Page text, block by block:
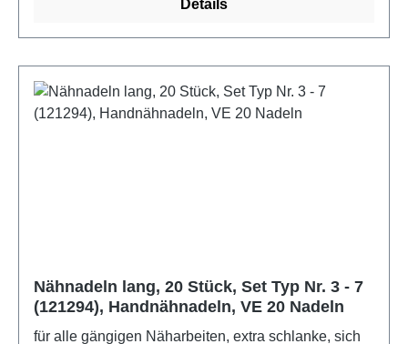
Details
Nähnadeln lang, 20 Stück, Set Typ Nr. 3 - 7
(121294), Handnähnadeln, VE 20 Nadeln
für alle gängigen Näharbeiten, extra schlanke, sich